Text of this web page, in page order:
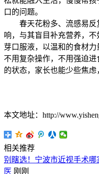
口的问题。
春天花粉多、流感易
响，与其盲目补充营养，
芽口服液，以温和的食材力
不用复杂操作，不用强迫
的状态，家长也能少些焦虑
本文地址：http://
相关推荐
别瞎选！宁波市近视手术哪
医 刚刚